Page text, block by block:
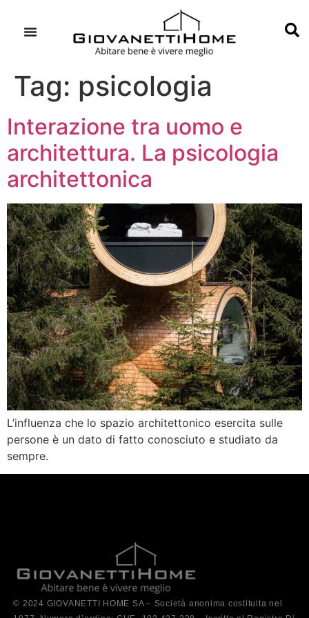
Tag: psicologia
Interazione tra uomo e
architettura. La psicologia
architettonica
L’influenza che lo spazio architettonico esercita sulle
persone è un dato di fatto conosciuto e studiato da
sempre.
© 2024 GIOVANETTI HOME SA – Società anonima costituita nel